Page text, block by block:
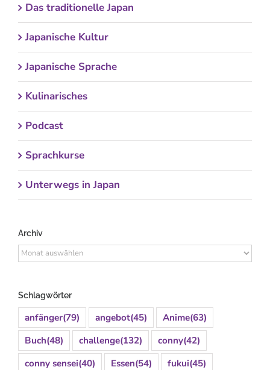
Das traditionelle Japan
Japanische Kultur
Japanische Sprache
Kulinarisches
Podcast
Sprachkurse
Unterwegs in Japan
Archiv
Archiv
Schlagwörter
anfänger(79) angebot(45) Anime(63)
Buch(48) challenge(132) conny(42)
conny sensei(40) Essen(54) fukui(45)